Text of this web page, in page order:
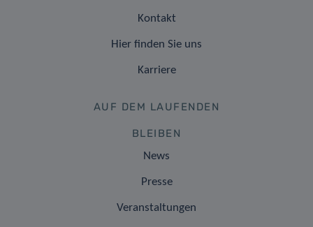
Kontakt
Hier finden Sie uns
Karriere
AUF DEM LAUFENDEN
BLEIBEN
News
Presse
Veranstaltungen